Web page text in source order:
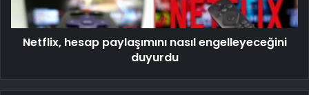
Netflix, hesap paylaşımını nasıl engelleyeceğini
duyurdu